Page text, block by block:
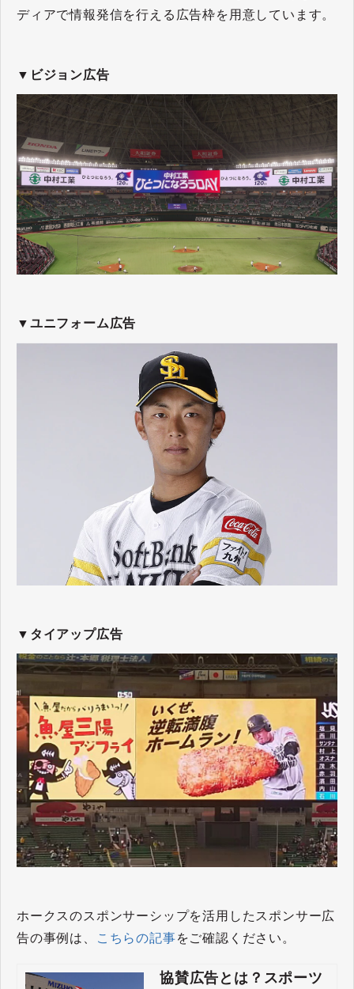
ディアで情報発信を行える広告枠を用意しています。
▼ビジョン広告
▼ユニフォーム広告
▼タイアップ広告
ホークスのスポンサーシップを活用したスポンサー広
告の事例は、
こちらの記事をご確認ください。
協賛広告とは？スポーツ